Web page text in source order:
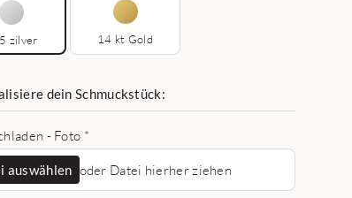
zilver 14 kt Gold
dein Schmuckstück:
- Foto *
auswählen oder Datei hierher ziehen